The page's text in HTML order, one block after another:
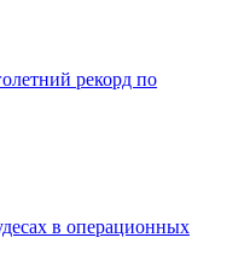
рекорд по
в операционных